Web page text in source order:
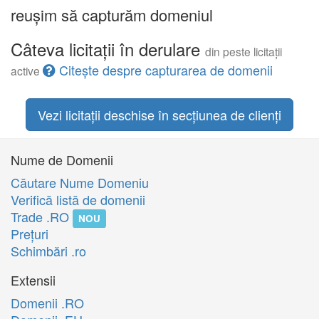
reușim să capturăm domeniul
Câteva licitații în derulare din peste licitații
active
Citește despre capturarea de domenii
Vezi licitații deschise în secțiunea de clienți
Nume de Domenii
Căutare Nume Domeniu
Verifică listă de domenii
Trade .RO
NOU
Preţuri
Schimbări .ro
Extensii
Domenii .RO